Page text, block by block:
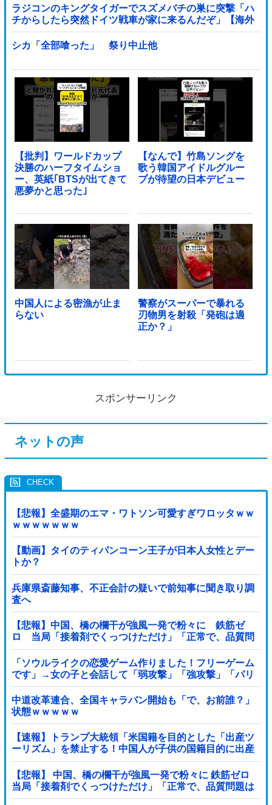
ラジコンのキングタイガーでスズメバチの巣に突撃「ハ
チからしたら突然ドイツ戦車が家に来るんだぞ」【海外
の反応】
シカ「全部喰った」 祭り中止他
【批判】ワールドカップ
決勝のハーフタイムショ
ー、英紙｢BTSが出てきて
悪夢かと思った｣
【なんで】竹島ソングを
歌う韓国アイドルグルー
プが待望の日本デビュー
中国人による密漁が止ま
らない
警察がスーパーで暴れる
刃物男を射殺「発砲は適
正か？」
スポンサーリンク
ネットの声
【悲報】全盛期のエマ・ワトソン可愛すぎワロッタｗｗ
ｗｗｗｗｗｗｗ
【動画】タイのティパンコーン王子が日本人女性とデー
トか？
兵庫県斎藤知事、不正会計の疑いで前知事に聞き取り調
査へ
【悲報】中国、橋の欄干が強風一発で粉々に 鉄筋ゼ
ロ 当局「接着剤でくっつけただけ」「正常で、品質問
題はない」
「ソウルライクの恋愛ゲーム作りました！フリーゲーム
です」→女の子と会話して「弱攻撃」「強攻撃」「パリ
ィ」「ローリング」を選ぶガチでダークソウルなんだが
ｗｗｗｗｗ他
中道改革連合、全国キャラバン開始も「で、お前誰？」
状態ｗｗｗｗｗ
【速報】トランプ大統領「米国籍を目的とした「出産ツ
ーリズム」を禁止する！中国人が子供の国籍目的に出産
しに来るのはおかしい！」ｗｗｗｗｗｗｗｗｗｗｗｗｗ
【悲報】 中国、橋の欄干が強風一発で粉々に 鉄筋ゼロ
当局「接着剤でくっつけただけ」「正常で、品質問題は
ない」